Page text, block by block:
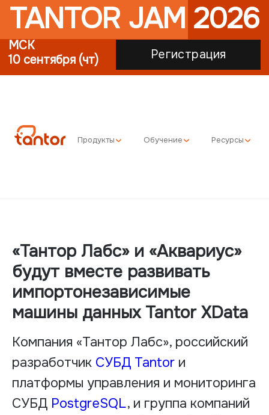
Регистрация
TANTOR JAM 2026
10 сентября (чт)
Продукты Обучение Ресурсы
«Тантор Лабс» и «Аквариус»
будут вместе развивать
импортонезависимые
машины данных Tantor XData
Компания «Тантор Лабс», российский
разработчик СУБД Tantor и
платформы управления и мониторинга
СУБД PostgreSQL, и группа компаний